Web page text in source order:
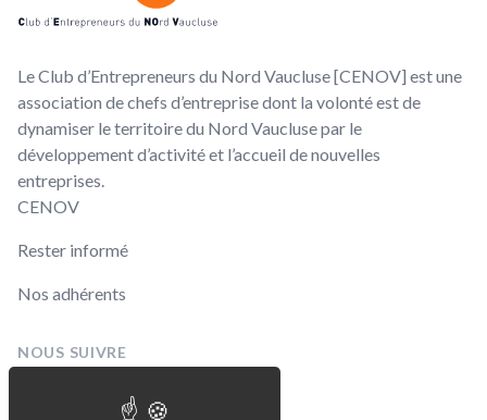
Le Club d’Entrepreneurs du Nord Vaucluse [CENOV] est une
association de chefs d’entreprise dont la volonté est de
dynamiser le territoire du Nord Vaucluse par le
développement d’activité et l’accueil de nouvelles
entreprises.
CENOV
Rester informé
Nos adhérents
NOUS SUIVRE
Facebook